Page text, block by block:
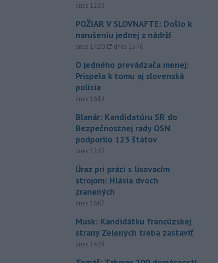
dnes 12:33
POŽIAR V SLOVNAFTE: Došlo k
narušeniu jednej z nádrží
dnes 14:20, aktualizované
dnes 15:46
O jedného prevádzača menej:
Prispela k tomu aj slovenská
polícia
dnes 16:14
Blanár: Kandidatúru SR do
Bezpečnostnej rady OSN
podporilo 123 štátov
dnes 12:52
Úraz pri práci s lisovacím
strojom: Hlásia dvoch
zranených
dnes 16:07
Musk: Kandidátku francúzskej
strany Zelených treba zastaviť
dnes 14:28